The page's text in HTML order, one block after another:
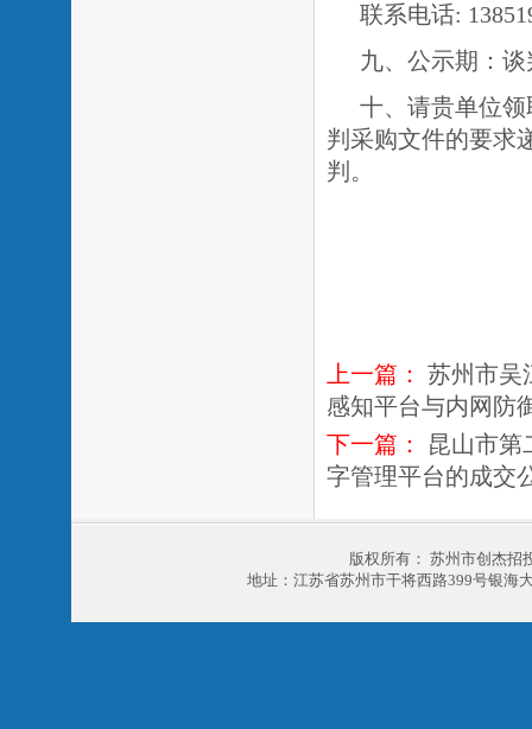
联系电话:
九、公示期：
十、请贵单位
判采购文件的要求
判。
上一篇：
苏州市吴
感知平台与内网防
下一篇：
昆山市第
字管理平台的成交
版权所有： 苏州市创杰
地址：江苏省苏州市干将西路399号银海